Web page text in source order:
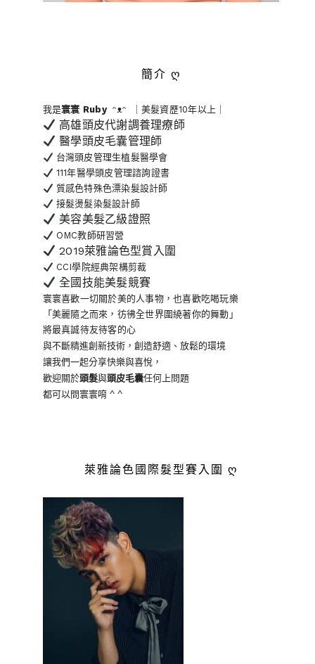
簡介 ღ
我是寰寰 Rubyᵔᴥᵔ ｜美髮資歷10年以上｜
高雄頭皮代謝調養理療師
醫學頭皮毛囊管理師
台灣頭皮管理生植髮醫學會
111年醫學頭皮管理諮詢證書
質感色特殊色漂染髮設計師
接髮燙髮染髮設計師
美容美髮乙級證照
OMC教師研習營
2019萊雅論色型賞入圍
CCI學院經典架構剪裁
全國技能美髮競賽
寰寰喜歡一切關於美的人事物，也喜歡吃喝玩樂
「美麗隨之而來，彷彿全世界圍繞著你的舞動」
將最真誠待友待客的心
與不斷精進創新技術，創造舒適、放鬆的環境
讓我們一起分享快樂與喜悅，
歡迎關於頭髮與頭皮毛囊任何上問題
都可以問寰寰唷 ^ ^
萊雅論色國際髮型賽入圍 ღ